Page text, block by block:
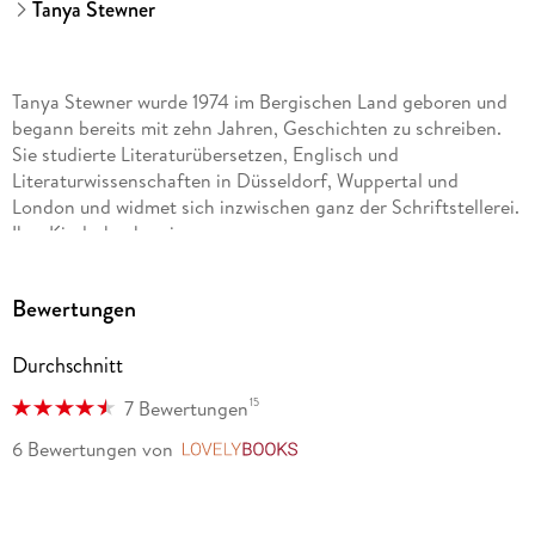
Tanya Stewner
Tanya Stewner wurde 1974 im Bergischen Land geboren und
begann bereits mit zehn Jahren, Geschichten zu schreiben.
Sie studierte Literaturübersetzen, Englisch und
Literaturwissenschaften in Düsseldorf, Wuppertal und
London und widmet sich inzwischen ganz der Schriftstellerei.
Ihre Kinderbuchserie
lebt mit ihrer Familie am Rhein.
Marlene Jablonski wurde 1978 in Danzig, Polen, geboren. Im
Jahr 2000 erschien ihr erstes Kinderbuch. Heute lebt sie als
Bewertungen
Durchschnitt
7 Bewertungen15
6 Bewertungen von